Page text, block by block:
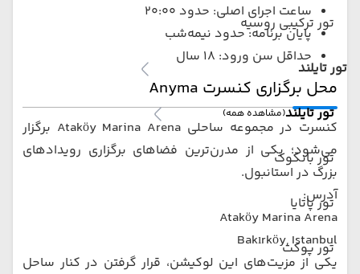
تور ترکیبی روسیه
تور تایلند
تور تایلند(مشاهده همه)
تور بانکوک
تور پاتایا
تور پوکت
ساعت اجرای اصلی: حدود 20:00
پایان برنامه: حدود نیمه‌شب
حداقل سن ورود: 18 سال
محل برگزاری کنسرت Anyma
کنسرت در مجموعه ساحلی Ataköy Marina Arena برگزار
می‌شود؛ یکی از مدرن‌ترین فضاهای برگزاری رویدادهای
بزرگ در استانبول.
آدرس:
Ataköy Marina Arena
Bakırköy, Istanbul
یکی از مزیت‌های این لوکیشن، قرار گرفتن در کنار ساحل